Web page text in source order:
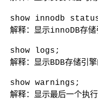
show innodb
解释：显示innoDB存储
show logs;
解释：显示BDB存储引
show warnings;
解释：显示最后一个执